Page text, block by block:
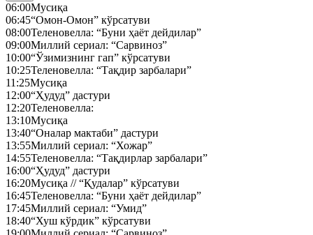
06:00Мусиқа
06:45“Омон-Омон” кўрсатуви
08:00Теленовелла: “Буни ҳаёт дейдилар”
09:00Миллий сериал: “Сарвиноз”
10:00“Ўзимизнинг гап” кўрсатуви
10:25Теленовелла: “Тақдир зарбалари”
11:25Мусиқа
12:00“Ҳудуд” дастури
12:20Теленовелла:
13:10Мусиқа
13:40“Оналар мактаби” дастури
13:55Миллий сериал: “Хожар”
14:55Теленовелла: “Тақдирлар зарбалари”
16:00“Ҳудуд” дастури
16:20Мусиқа // “Қудалар” кўрсатуви
16:45Теленовелла: “Буни ҳаёт дейдилар”
17:45Миллий сериал: “Умид”
18:40“Хуш кўрдик” кўрсатуви